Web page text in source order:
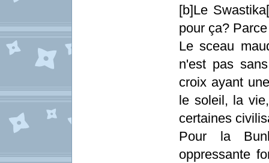
[b]Le
pour ça?
Le sceau
n'est pas
croix ayant
le soleil, la
certaines
Pour la
oppressante